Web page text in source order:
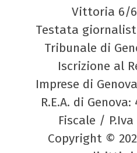
Vittoria 6/6
Testata
Tribunale di
Iscrizione al
Imprese di
R.E.A. di
Fiscale / P.Iva
Copyright ©